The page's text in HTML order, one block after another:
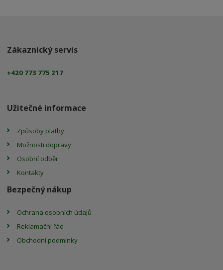
Zákaznický servis
+420 773 775 217
Užitečné informace
Způsoby platby
Možnosti dopravy
Osobní odběr
Kontakty
Bezpečný nákup
Ochrana osobních údajů
Reklamační řád
Obchodní podmínky